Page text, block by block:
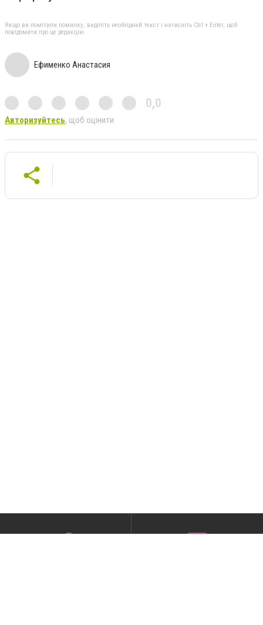
Якщо ви помітили помилку, виділіть необхідний текст і натисніть Ctrl + Enter, щоб
повідомити про це редакцію
Ефименко Анастасия
0,0
Авторизуйтесь, щоб оцінити